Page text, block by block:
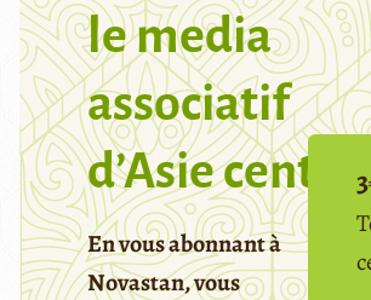
le media
associatif
d’Asie
En vous abonnant à
Novastan, vous